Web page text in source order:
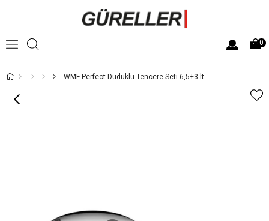
0
WMF Perfect Düdüklü Tencere Seti 6,5+3 lt